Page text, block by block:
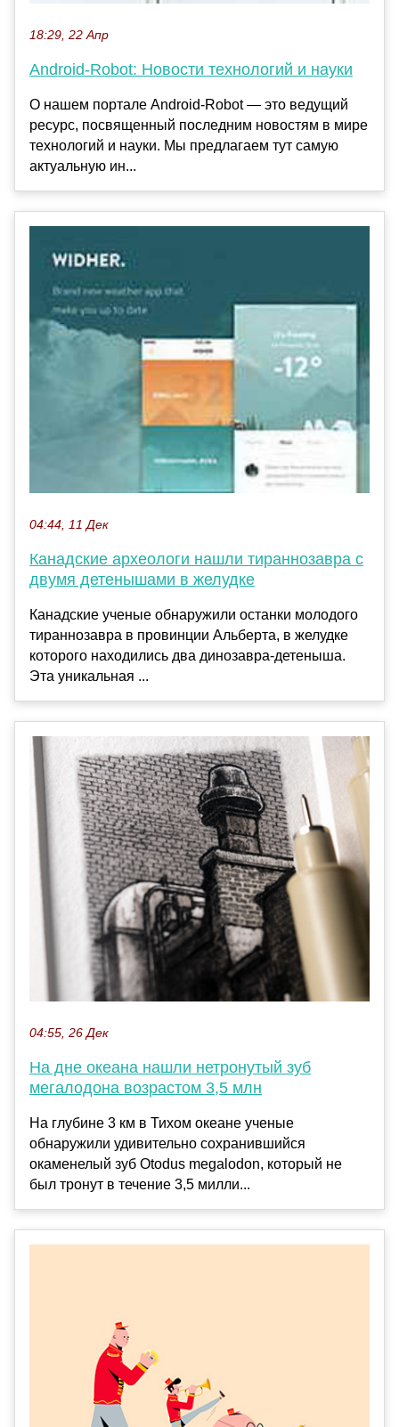
18:29, 22 Апр
Android-Robot: Новости технологий и науки
О нашем портале Android-Robot — это ведущий
ресурс, посвященный последним новостям в мире
технологий и науки. Мы предлагаем тут самую
актуальную ин...
04:44, 11 Дек
Канадские археологи нашли тираннозавра с
двумя детенышами в желудке
Канадские ученые обнаружили останки молодого
тираннозавра в провинции Альберта, в желудке
которого находились два динозавра-детеныша.
Эта уникальная ...
04:55, 26 Дек
На дне океана нашли нетронутый зуб
мегалодона возрастом 3,5 млн
На глубине 3 км в Тихом океане ученые
обнаружили удивительно сохранившийся
окаменелый зуб Otodus megalodon, который не
был тронут в течение 3,5 милли...